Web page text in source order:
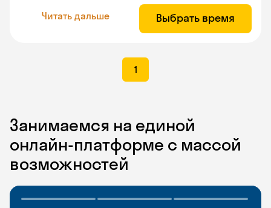
Читать дальше Выбрать время
1
Занимаемся на единой
онлайн-платформе с массой
возможностей